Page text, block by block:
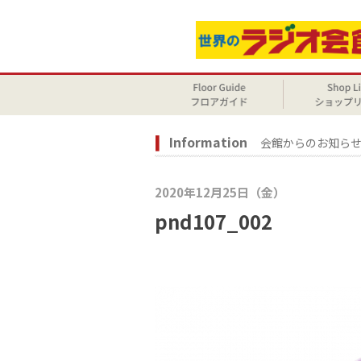
Information 会館からのお知らせ
2020年12月25日（金）
pnd107_002